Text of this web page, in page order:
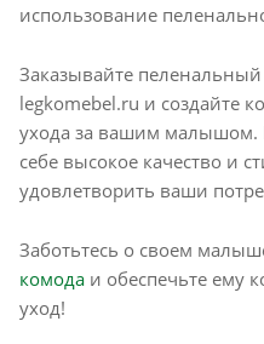
использование
Заказывайте
legkomebel.ru и создайте
ухода за вашим малышом.
себе высокое качество и
удовлетворить ваши
Заботьтесь о своем
комода и обеспечьте ему
уход!